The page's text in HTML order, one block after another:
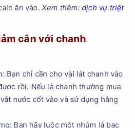
ăn vào.Xem thêm:dịch vụ triệt
cân với chanh
Bạn chỉ cần cho vài lát chanh vào
rồi. Nếu là chanh thường mua
nước cốt vào và sử dụng hằng
Bạn hãy luộc một nhúm lá bạc